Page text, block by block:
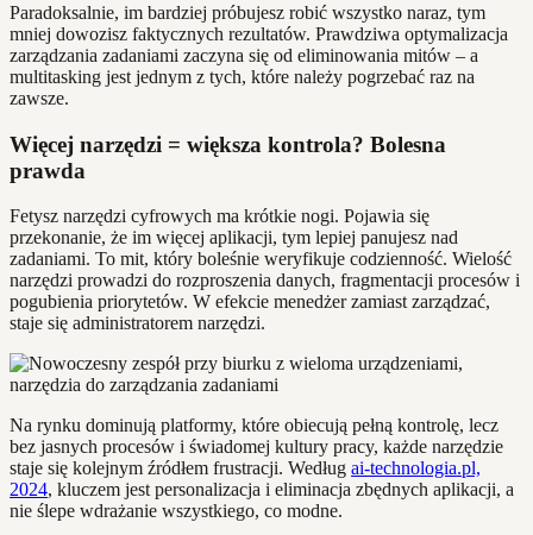
Paradoksalnie, im bardziej próbujesz robić wszystko naraz, tym
mniej dowozisz faktycznych rezultatów. Prawdziwa optymalizacja
zarządzania zadaniami zaczyna się od eliminowania mitów – a
multitasking jest jednym z tych, które należy pogrzebać raz na
zawsze.
Więcej narzędzi = większa kontrola? Bolesna
prawda
Fetysz narzędzi cyfrowych ma krótkie nogi. Pojawia się
przekonanie, że im więcej aplikacji, tym lepiej panujesz nad
zadaniami. To mit, który boleśnie weryfikuje codzienność. Wielość
narzędzi prowadzi do rozproszenia danych, fragmentacji procesów i
pogubienia priorytetów. W efekcie menedżer zamiast zarządzać,
staje się administratorem narzędzi.
Na rynku dominują platformy, które obiecują pełną kontrolę, lecz
bez jasnych procesów i świadomej kultury pracy, każde narzędzie
staje się kolejnym źródłem frustracji. Według ai-technologia.pl,
2024, kluczem jest personalizacja i eliminacja zbędnych aplikacji, a
nie ślepe wdrażanie wszystkiego, co modne.